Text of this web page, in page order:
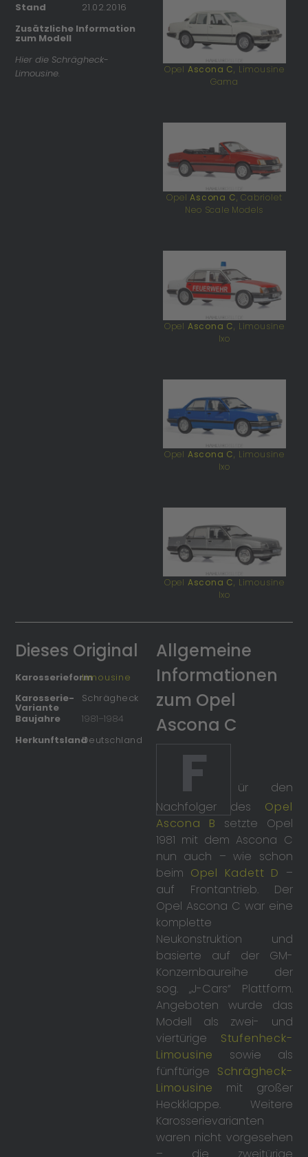
Stand
21.02.2016
Zusätzliche Information
zum Modell
Hier die Schrägheck-
Limousine.
Opel Ascona C, Limousine
Gama
Opel Ascona C, Cabriolet
Neo Scale Models
Opel Ascona C, Limousine
Ixo
Opel Ascona C, Limousine
Ixo
Opel Ascona C, Limousine
Ixo
Dieses Original
KarosserieformLimousine
Karosserie-
Variante
Schrägheck
Baujahre
1981–1984
HerkunftslandDeutschland
Allgemeine
Informationen
zum Opel
Ascona C
F
ür den
Nachfolger des Opel
Ascona B setzte Opel
1981 mit dem Ascona C
nun auch – wie schon
beim Opel Kadett D –
auf Frontantrieb. Der
Opel Ascona C war eine
komplette
Neukonstruktion und
basierte auf der GM-
Konzernbaureihe der
sog. „J-Cars“ Plattform.
Angeboten wurde das
Modell als zwei- und
viertürige Stufenheck-
Limousine sowie als
fünftürige Schrägheck-
Limousine mit großer
Heckklappe. Weitere
Karosserievarianten
waren nicht vorgesehen